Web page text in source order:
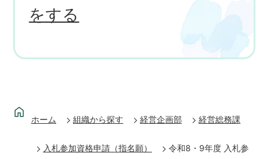
をする
ホーム 組織から探す 経営企画部 経営総務課
入札参加資格申請（指名願） 令和8・9年度 入札参